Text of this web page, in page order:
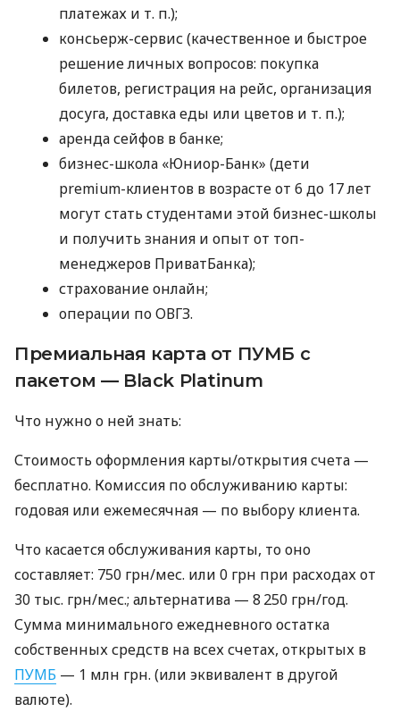
платежах и т. п.);
консьерж-сервис (качественное и быстрое
решение личных вопросов: покупка
билетов, регистрация на рейс, организация
досуга, доставка еды или цветов и т. п.);
аренда сейфов в банке;
бизнес-школа «Юниор-Банк» (дети
premium-клиентов в возрасте от 6 до 17 лет
могут стать студентами этой бизнес-школы
и получить знания и опыт от топ-
менеджеров ПриватБанка);
страхование онлайн;
операции по ОВГЗ.
Премиальная карта от ПУМБ с
пакетом — Black Platinum
Что нужно о ней знать:
Стоимость оформления карты/открытия счета —
бесплатно. Комиссия по обслуживанию карты:
годовая или ежемесячная — по выбору клиента.
Что касается обслуживания карты, то оно
составляет: 750 грн/мес. или 0 грн при расходах от
30 тыс. грн/мес.; альтернатива — 8 250 грн/год.
Сумма минимального ежедневного остатка
собственных средств на всех счетах, открытых в
ПУМБ — 1 млн грн. (или эквивалент в другой
валюте).